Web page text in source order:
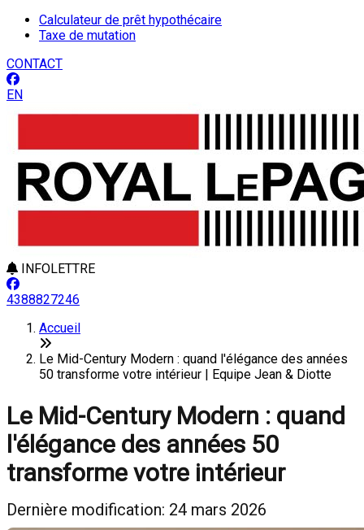
Calculateur de prêt hypothécaire
Taxe de mutation
CONTACT
EN
INFOLETTRE
4388827246
Accueil
Le Mid-Century Modern : quand l'élégance des années
50 transforme votre intérieur | Equipe Jean & Diotte
Le Mid-Century Modern : quand
l'élégance des années 50
transforme votre intérieur
Dernière modification: 24 mars 2026